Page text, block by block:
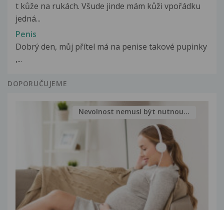
t kůže na rukách. Všude jinde mám kůži vpořádku
jedná...
Penis
Dobrý den, můj přítel má na penise takové pupinky
,...
DOPORUČUJEME
Nevolnost nemusí být nutnou...